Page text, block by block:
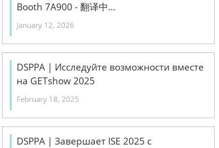
Booth 7A900 - 翻译中...
January 12, 2026
DSPPA | Исследуйте возможности вместе
на GETshow 2025
February 18, 2025
DSPPA | Завершает ISE 2025 с